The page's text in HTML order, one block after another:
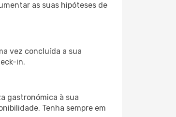
as suas hipóteses de
vez concluída a sua
in.
gastronómica à sua
Tenha sempre em